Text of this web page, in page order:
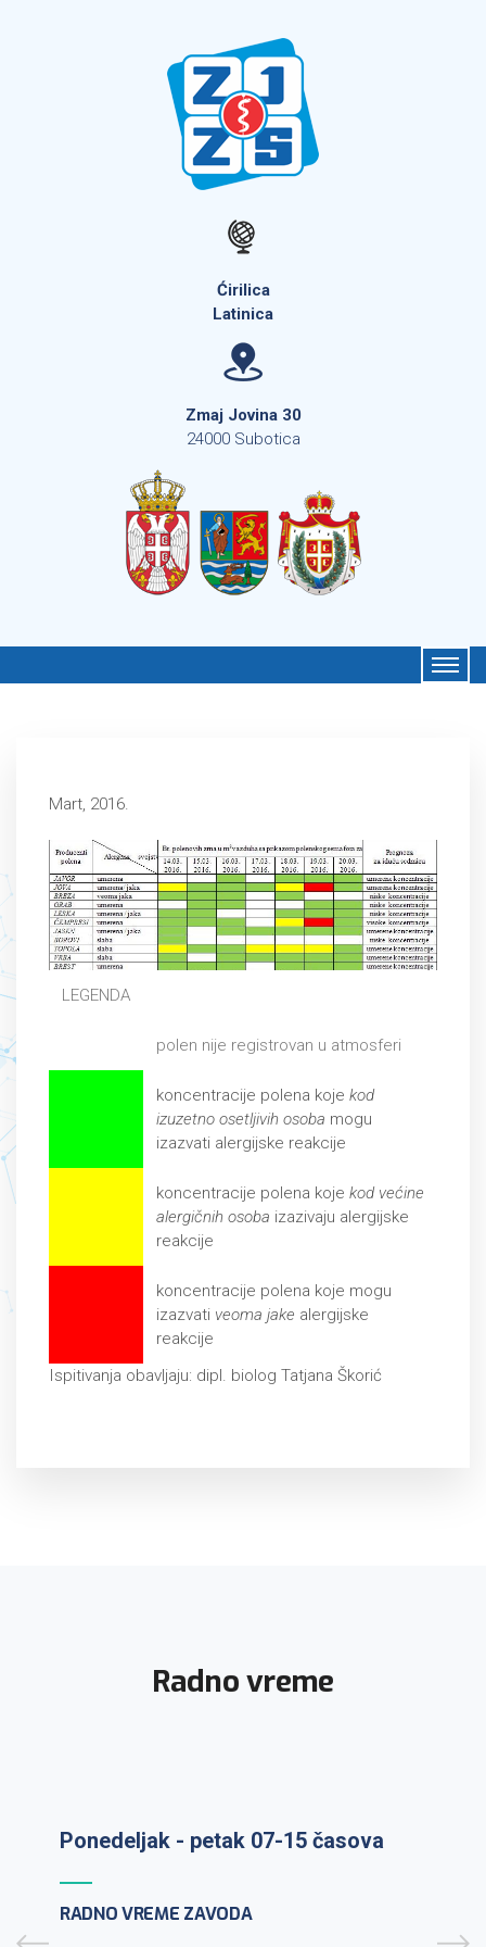
Ćirilica
Latinica
Zmaj Jovina 30
24000 Subotica
Mart, 2016.
LEGENDA
polen nije registrovan u atmosferi
koncentracije polena koje kod
izuzetno osetljivih osoba mogu
izazvati alergijske reakcije
koncentracije polena koje kod većine
alergičnih osoba izazivaju alergijske
reakcije
koncentracije polena koje mogu
izazvati veoma jake alergijske
reakcije
Ispitivanja obavljaju: dipl. biolog Tatjana Škorić
Radno vreme
Ponedeljak - petak 07-15 časova
Prijem uzoraka: ponedeljak-petak 7-